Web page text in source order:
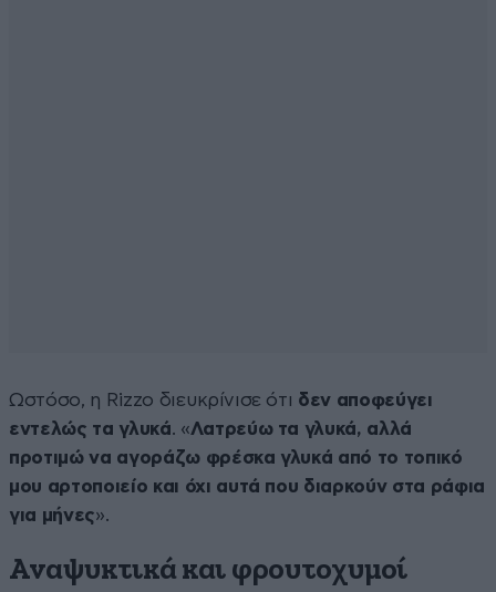
Ωστόσο, η Rizzo διευκρίνισε ότι δεν αποφεύγει
εντελώς τα γλυκά. «Λατρεύω τα γλυκά, αλλά
προτιμώ να αγοράζω φρέσκα γλυκά από το τοπικό
μου αρτοποιείο και όχι αυτά που διαρκούν στα ράφια
για μήνες».
Αναψυκτικά και φρουτοχυμοί